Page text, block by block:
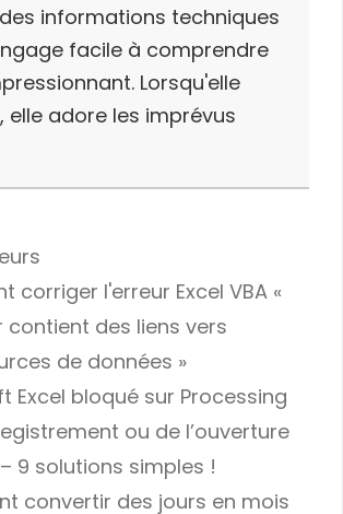
informations techniques
facile à comprendre
Lorsqu'elle
elle adore les imprévus
corriger l'erreur Excel VBA «
contient des liens vers
de données »
Excel bloqué sur Processing
ou de l’ouverture
9 solutions simples !
convertir des jours en mois